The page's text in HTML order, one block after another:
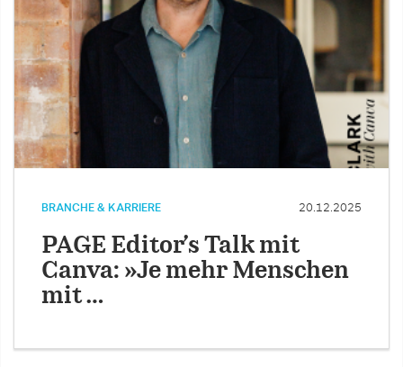
BRANCHE & KARRIERE 20.12.2025
PAGE Editor’s Talk mit
Canva: »Je mehr Menschen
mit …